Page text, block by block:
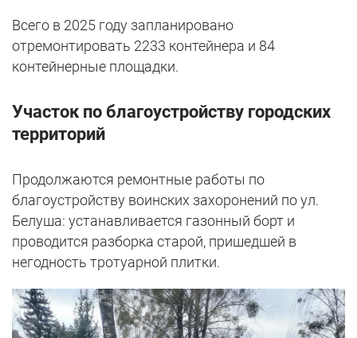
Всего в 2025 году запланировано
отремонтировать 2233 контейнера и 84
контейнерные площадки.
Участок по благоустройству городских
территорий
Продолжаются ремонтные работы по
благоустройству воинских захоронений по ул.
Белуша: устанавливается газонный борт и
проводится разборка старой, пришедшей в
негодность тротуарной плитки.